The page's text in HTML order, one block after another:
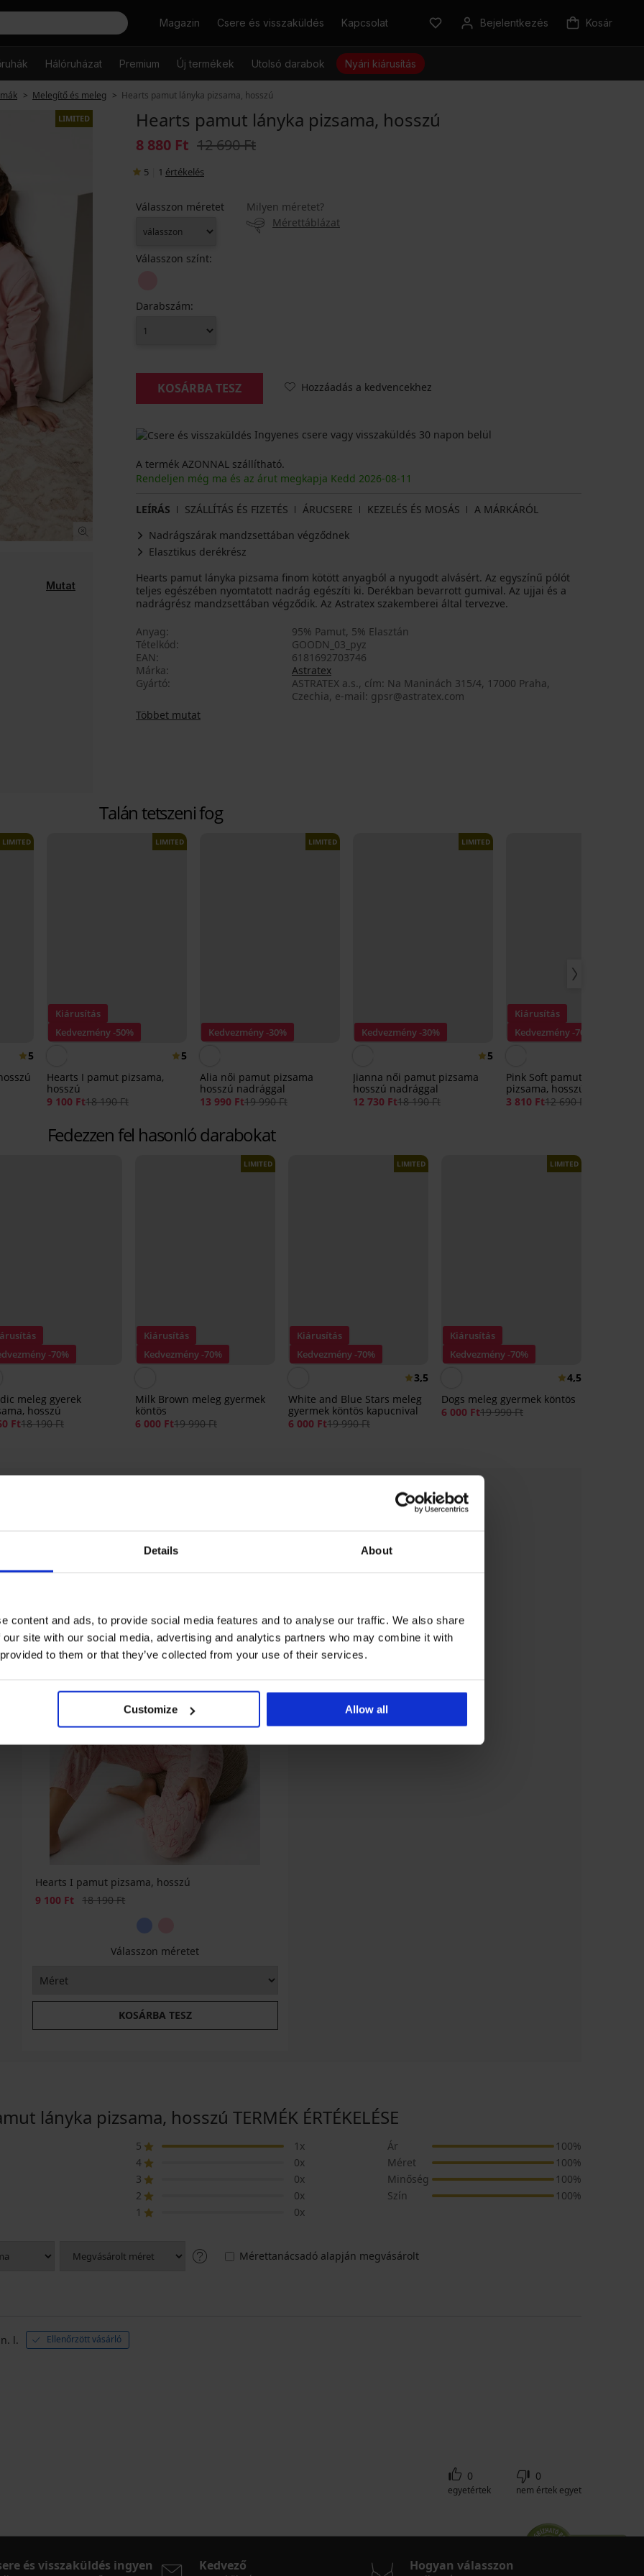
Details About
content and ads, to provide social media features and to analyse our traffic. We also share
site with our social media, advertising and analytics partners who may combine it with
to them or that they’ve collected from your use of their services.
Customize Allow all
KeresésMagazin Csere és visszaküldés Kapcsolat Bejelentkezés Kosár
Hálóruházat Premium Új termékek Utolsó darabok Nyári kiárusítás
Melegítő és meleg Hearts pamut lányka pizsama, hosszú
LIMITED
Mutat
Hearts pamut lányka pizsama, hosszú
8 880 Ft 12 690 Ft
5 1 értékelés
Válasszon méretet
Milyen méretet?
Mérettáblázat
Válasszon színt:
Darabszám:
KOSÁRBA TESZ Hozzáadás a kedvencekhez
Ingyenes csere vagy visszaküldés 30 napon belül
A termék AZONNAL szállítható.
Rendeljen még ma és az árut megkapja Kedd 2026-08-11
LEÍRÁS SZÁLLÍTÁS ÉS FIZETÉS ÁRUCSERE KEZELÉS ÉS MOSÁS
A MÁRKÁRÓL
Nadrágszárak mandzsettában végződnek
Elasztikus derékrész
Hearts pamut lányka pizsama finom kötött anyagból a nyugodt alvásért. Az egyszínű pólót
teljes egészében nyomtatott nadrág egészíti ki. Derékban bevarrott gumival. Az ujjai és a
nadrágrész mandzsettában végződik. Az Astratex szakemberei által tervezve.
Anyag
95% Pamut, 5% Elasztán
Tételkód
GOODN_03_pyz
EAN
6181692703746
Márka
Astratex
Gyártó
ASTRATEX a.s., cím: Na Maninách 315/4, 17000 Praha,
Czechia, e-mail: gpsr@astratex.com
Többet mutat
Talán tetszeni fog
LIMITED
5
Kiárusítás
Kedvezmény -50%
LIMITED
5
Hearts I pamut pizsama,
hosszú
9 100 Ft18 190 Ft
Kedvezmény -30%
LIMITED
Alia női pamut pizsama
hosszú nadrággal
13 990 Ft19 990 Ft
Kedvezmény -30%
LIMITED
5
Jianna női pamut pizsama
hosszú nadrággal
12 730 Ft18 190 Ft
Kiárusítás
Kedvezmény -70%
Pink Soft pamut lányka
pizsama, hosszú
3 810 Ft12 690 Ft
Fedezzen fel hasonló darabokat
-70%
meleg gyerek
hosszú
Ft18 190 Ft
Kiárusítás
Kedvezmény -70%
LIMITED
Milk Brown meleg gyermek
köntös
6 000 Ft19 990 Ft
Kiárusítás
Kedvezmény -70%
LIMITED
3,5
White and Blue Stars meleg
gyermek köntös kapucnival
6 000 Ft19 990 Ft
Kiárusítás
Kedvezmény -70%
LIMITED
4,5
Dogs meleg gyermek köntös
6 000 Ft19 990 Ft
Hearts I pamut pizsama, hosszú
Kedvezmény
9 100 Ft Eredeti ár
18 190 Ft
Válasszon méretet
KOSÁRBA TESZ
lányka pizsama, hosszú TERMÉK ÉRTÉKELÉSE
5
1x
4
0x
3
0x
2
0x
1
0x
Ár
100%
Méret
100%
Minőség
100%
Szín
100%
Mérettanácsadó alapján megvásárolt
l. Ellenőrzött vásárló
0
egyetértek
0
nem értek egyet
és visszaküldés ingyen Kedvező Hogyan válasszon